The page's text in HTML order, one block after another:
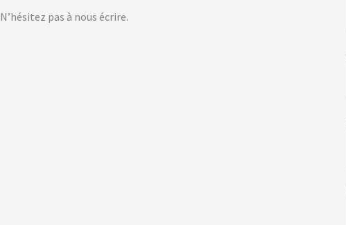
N’hésitez pas à nous écrire.